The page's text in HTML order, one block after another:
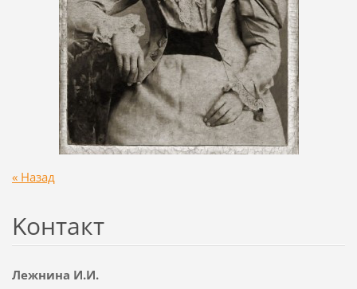
« Назад
Koнтакт
Лежнина И.И.